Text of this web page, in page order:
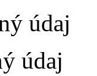
údaj
údaj